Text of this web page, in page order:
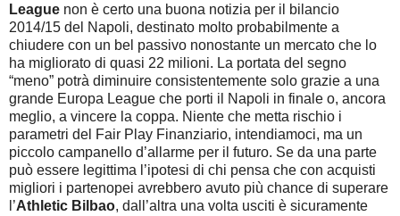
League non è certo una buona notizia per il bilancio
2014/15 del Napoli, destinato molto probabilmente a
chiudere con un bel passivo nonostante un mercato che lo
ha migliorato di quasi 22 milioni. La portata del segno
“meno” potrà diminuire consistentemente solo grazie a una
grande Europa League che porti il Napoli in finale o, ancora
meglio, a vincere la coppa. Niente che metta rischio i
parametri del Fair Play Finanziario, intendiamoci, ma un
piccolo campanello d’allarme per il futuro. Se da una parte
può essere legittima l’ipotesi di chi pensa che con acquisti
migliori i partenopei avrebbero avuto più chance di superare
l’Athletic Bilbao, dall’altra una volta usciti è sicuramente